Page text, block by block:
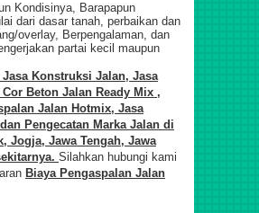
Kondisinya, Barapapun
dari dasar tanah, perbaikan dan
overlay, Berpengalaman, dan
partai kecil maupun
Jasa Konstruksi Jalan, Jasa
Beton Jalan Ready Mix ,
Jalan Hotmix, Jasa
Pengecatan Marka Jalan di
Jogja, Jawa Tengah, Jawa
Silahkan hubungi kami
Biaya Pengaspalan Jalan